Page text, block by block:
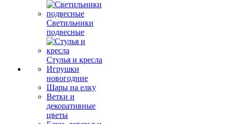
Светильники
подвесные
Стулья и кресла
Игрушки
новогодние
Шары на елку
Ветки и
декоративные
цветы